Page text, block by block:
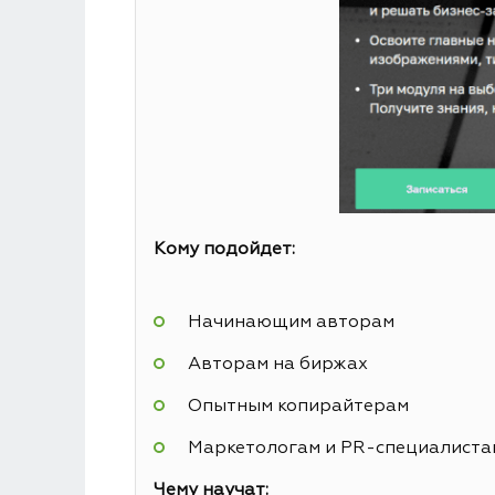
Кому подойдет:
Начинающим авторам
Авторам на биржах
Опытным копирайтерам
Маркетологам и PR-
Чему научат: